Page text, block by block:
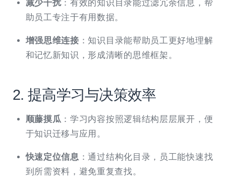
减少干扰：有效的知识目录能过滤冗余信息，帮
助员工专注于有用数据。
增强思维连接 ：知识目录能帮助员工更好地理解
和记忆新知识，形成清晰的思维框架。
2. 提高学习与决策效率
顺藤摸瓜 ：学习内容按照逻辑结构层层展开，便
于知识迁移与应用。
快速定位信息 ：通过结构化目录，员工能快速找
到所需资料，避免重复查找。